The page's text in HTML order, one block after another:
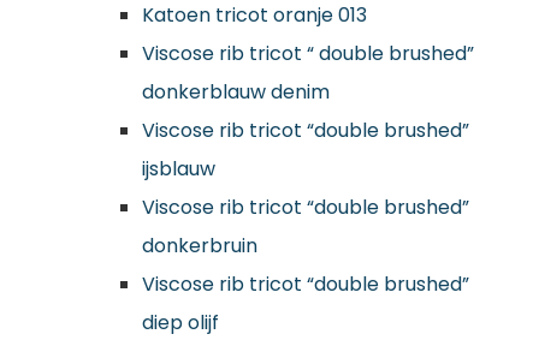
Katoen tricot oranje 013
Viscose rib tricot “ double brushed”
donkerblauw denim
Viscose rib tricot “double brushed”
ijsblauw
Viscose rib tricot “double brushed”
donkerbruin
Viscose rib tricot “double brushed”
diep olijf